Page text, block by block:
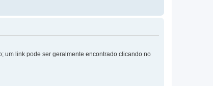
um link pode ser geralmente encontrado clicando no